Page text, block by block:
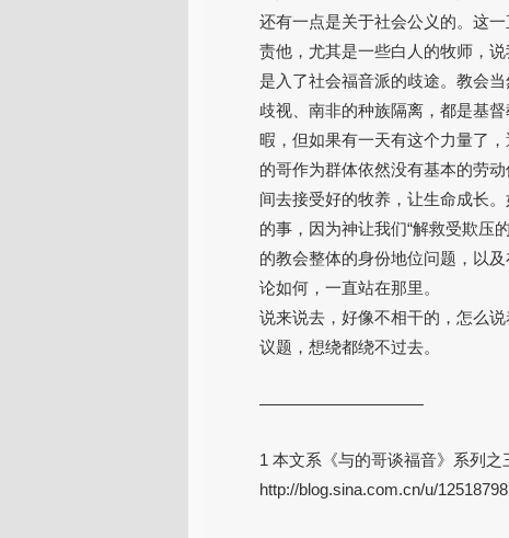
还有一点是关于社会公义的。这
责他，尤其是一些白人的牧师，
是入了社会福音派的歧途。教会
歧视、南非的种族隔离，都是基
暇，但如果有一天有这个力量了
的哥作为群体依然没有基本的劳
间去接受好的牧养，让生命成长
的事，因为神让我们“解救受欺压
的教会整体的身份地位问题，以
论如何，一直站在那里。
说来说去，好像不相干的，怎么
议题，想绕都绕不过去。
——————————
1 本文系《与的哥谈福音》系列之
http://blog.sina.com.cn/u/